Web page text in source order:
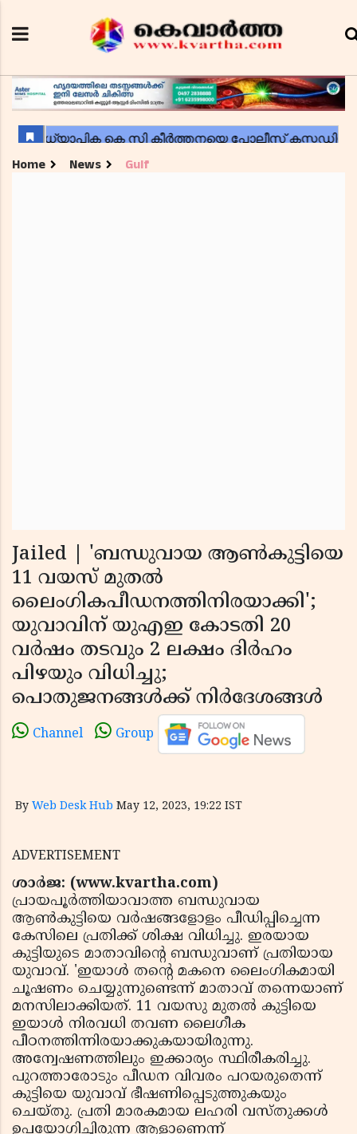
Home News Gulf
Jailed | 'ബന്ധുവായ ആണ്‍കുട്ടിയെ
11 വയസ് മുതല്‍
ലൈംഗികപീഡനത്തിനിരയാക്കി';
യുവാവിന് യുഎഇ കോടതി 20
വര്‍ഷം തടവും 2 ലക്ഷം ദിര്‍ഹം
പിഴയും വിധിച്ചു;
പൊതുജനങ്ങള്‍ക്ക് നിര്‍ദേശങ്ങള്‍
Channel Group
By Web Desk Hub May 12, 2023, 19:22 IST
ADVERTISEMENT
ശാര്‍ജ: (www.kvartha.com)
പ്രായപൂര്‍ത്തിയാവാത്ത ബന്ധുവായ
ആണ്‍കുട്ടിയെ വര്‍ഷങ്ങളോളം പീഡിപ്പിച്ചെന്ന
കേസിലെ പ്രതിക്ക് ശിക്ഷ വിധിച്ചു. ഇരയായ
കുട്ടിയുടെ മാതാവിന്റെ ബന്ധുവാണ് പ്രതിയായ
യുവാവ്. 'ഇയാള്‍ തന്റെ മകനെ ലൈംഗികമായി
ചൂഷണം ചെയ്യുന്നുണ്ടെന്ന് മാതാവ് തന്നെയാണ്
മനസിലാക്കിയത്. 11 വയസു മുതല്‍ കുട്ടിയെ
ഇയാള്‍ നിരവധി തവണ ലൈഗീക
പീഠനത്തിന്നിരയാക്കുകയായിരുന്നു.
അന്വേഷണത്തിലും ഇക്കാര്യം സ്ഥിരീകരിച്ചു.
പുറത്താരോടും പീഡന വിവരം പറയരുതെന്ന്
കുട്ടിയെ യുവാവ് ഭീഷണിപ്പെടുത്തുകയും
ചെയ്തു. പ്രതി മാരകമായ ലഹരി വസ്തുക്കള്‍
ഉപയോഗിച്ചിരുന്ന ആളാണെന്ന്